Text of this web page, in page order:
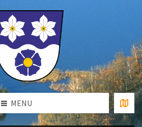
MENU